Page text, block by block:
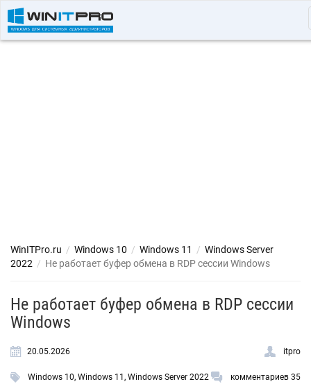
WinITPro.ru / Windows 10 / Windows 11 / Windows Server
2022 / Не работает буфер обмена в RDP сессии Windows
Не работает буфер обмена в RDP сессии
Windows
20.05.2026 itpro
Windows 10, Windows 11 , Windows Server 2022 комментариев 35